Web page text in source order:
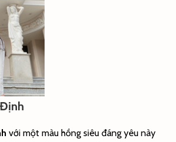
với một màu hồng siêu đáng yêu này